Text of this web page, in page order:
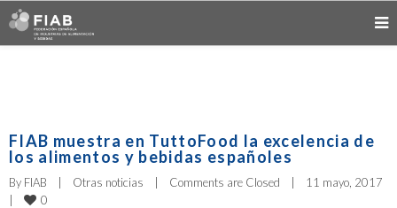
FIAB muestra en TuttoFood la excelencia de
los alimentos y bebidas españoles
By FIAB Otras noticias Comments are Closed
0